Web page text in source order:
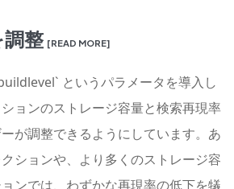
整 [READ MORE]
というパラメータを導入し
ョンのストレージ容量と検索再現率
が調整できるようにしています。あ
ションや、より多くのストレージ容
ンでは、わずかな再現率の低下を犠